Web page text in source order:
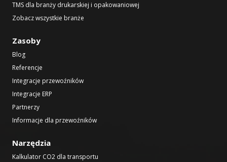
TMS dla branży drukarskiej i opakowaniowej
Zobacz wszystkie branże
Zasoby
Blog
Referencje
Integracje przewoźników
Integracje ERP
Partnerzy
Informacje dla przewoźników
Narzędzia
Kalkulator CO2 dla transportu